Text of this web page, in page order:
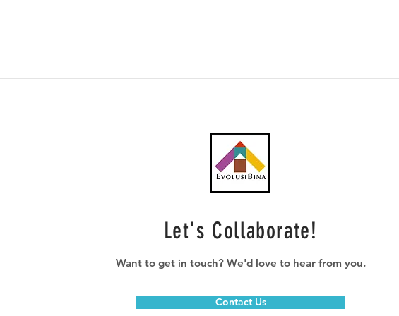
Let's Collaborate!
Want to get in touch? We'd love to hear from you.
Contact Us